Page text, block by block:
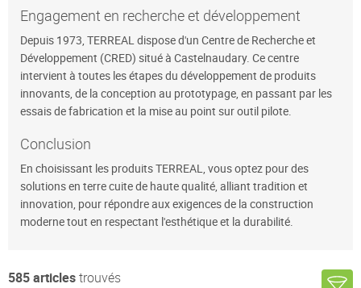
Engagement en recherche et développement
Depuis 1973, TERREAL dispose d'un Centre de Recherche et
Développement (CRED) situé à Castelnaudary. Ce centre
intervient à toutes les étapes du développement de produits
innovants, de la conception au prototypage, en passant par les
essais de fabrication et la mise au point sur outil pilote.
Conclusion
En choisissant les produits TERREAL, vous optez pour des
solutions en terre cuite de haute qualité, alliant tradition et
innovation, pour répondre aux exigences de la construction
moderne tout en respectant l'esthétique et la durabilité.
585articlestrouvés